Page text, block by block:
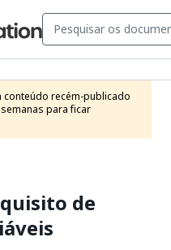
conteúdo recém-publicado
para ficar
de